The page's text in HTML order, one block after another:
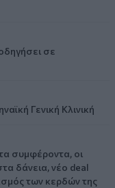
σε
Γενική Κλινική
συμφέροντα, οι
δάνεια, νέο deal
των κερδών της